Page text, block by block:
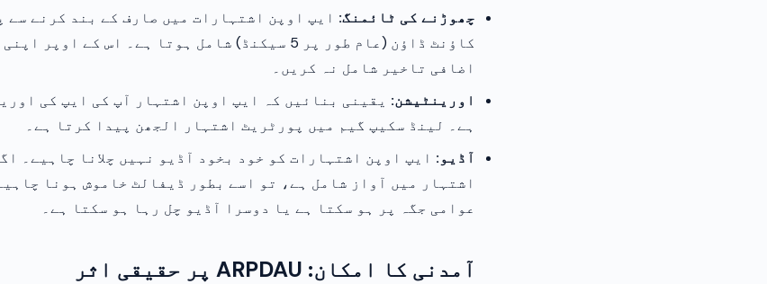
چھوڑنے کی ٹائمنگ: ایپ اوپن اشتہارات میں صارف کے بند کرنے سے
کاؤنٹ ڈاؤن (عام طور پر 5 سیکنڈ) شامل ہوتا ہے۔ اس کے
اضافی تاخیر شامل نہ کریں۔
اورینٹیشن: یقینی بنائیں کہ ایپ اوپن اشتہار آپ کی ایپ کی
ہے۔ لینڈ سکیپ گیم میں پورٹریٹ اشتہار الجھن پیدا کرتا ہے۔
آڈیو: ایپ اوپن اشتہارات کو خود بخود آڈیو نہیں چلانا چاہیے۔
اشتہار میں آواز شامل ہے، تو اسے بطور ڈیفالٹ خاموش ہونا
عوامی جگہ پر ہو سکتا ہے یا دوسرا آڈیو چل رہا ہو سکتا ہے۔
آمدنی کا امکان: ARPDAU پر حقیقی اثر